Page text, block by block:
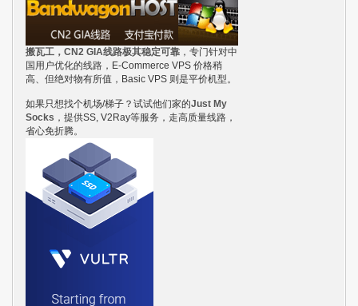
搬瓦工，CN2 GIA线路极其稳定可靠 ，专门针对中
国用户优化的线路，E-Commerce VPS 价格稍
高、但绝对物有所值，Basic VPS 则是平价机型。
如果只想找个机场/梯子？试试他们家的Just My
Socks ，提供SS, V2Ray等服务，走高质量线路，
省心免折腾。